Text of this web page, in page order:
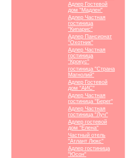
Адлер Гостевой
дом "Мадлен"
Адлер Частная
гостиница
"Кипарис"
Адлер Пансионат
"Охотник"
Адлер Частная
гостиница
"Крокус"
гостиница "Страна
Магнолий"
Адлер Гостевой
дом "АИС"
Адлер Частная
гостиница "Берег"
Адлер Частная
гостиница "Луч"
Адлер гостевой
дом "Елена"
Частный отель
"Атлант Люкс"
Адлер гостиница
"Юсон"